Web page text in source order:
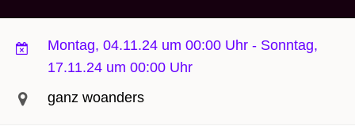
Montag, 04.11.24 um 00:00 Uhr - Sonntag,
17.11.24 um 00:00 Uhr
ganz woanders